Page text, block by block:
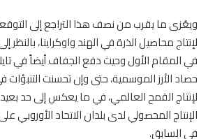
ويعُزى ما يقرب من نصف هذا التراجع إلى
لإنتاج محاصيل الذرة في الهند واوكراينا، بالنظر
في المقام الأول وحيث دفع الجفاف أيضاً في
حصاد الأرز الموسمية، حتى وإن تحسنت التنبؤات
لإنتاج القمح العالمي، في ما يعكس إلى حد بعيد
الإنتاج المحصولي لدى بلدان الاتحاد الأوروبي
في السابق.